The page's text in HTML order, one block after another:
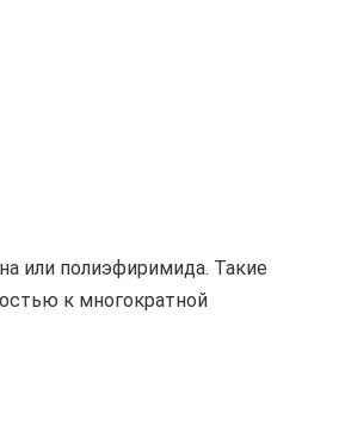
или полиэфиримида. Такие
к многократной